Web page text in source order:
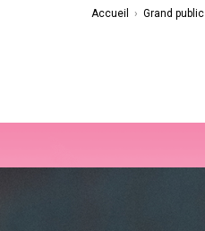
Accueil › Grand public